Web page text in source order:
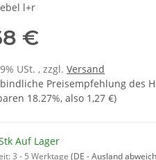
l+r
€
USt. , zzgl. Versand
Preisempfehlung des
18.27%, also 1,27 €)
Auf Lager
3 - 5 Werktage (DE - Ausland